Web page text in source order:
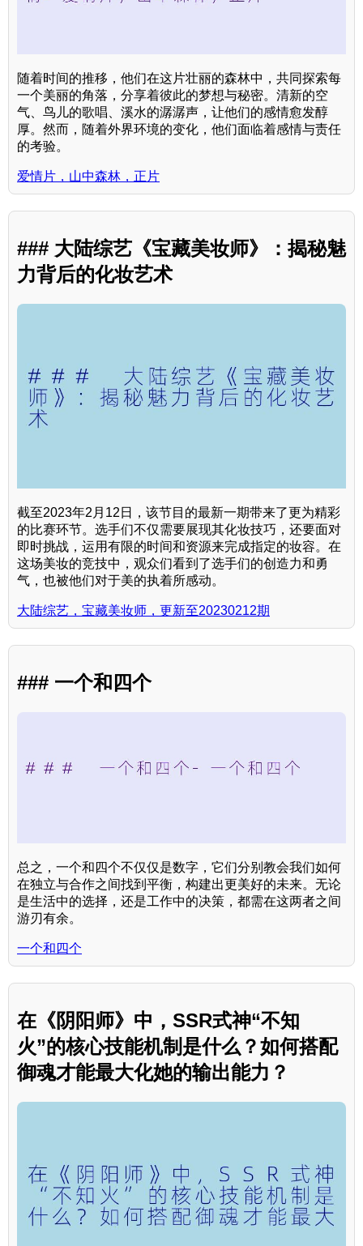
随着时间的推移，他们在这片壮丽的森林中，共同探索每
一个美丽的角落，分享着彼此的梦想与秘密。清新的空
气、鸟儿的歌唱、溪水的潺潺声，让他们的感情愈发醇
厚。然而，随着外界环境的变化，他们面临着感情与责任
的考验。
爱情片，山中森林，正片
### 大陆综艺《宝藏美妆师》：揭秘魅
力背后的化妆艺术
截至2023年2月12日，该节目的最新一期带来了更为精彩
的比赛环节。选手们不仅需要展现其化妆技巧，还要面对
即时挑战，运用有限的时间和资源来完成指定的妆容。在
这场美妆的竞技中，观众们看到了选手们的创造力和勇
气，也被他们对于美的执着所感动。
大陆综艺，宝藏美妆师，更新至20230212期
### 一个和四个
总之，一个和四个不仅仅是数字，它们分别教会我们如何
在独立与合作之间找到平衡，构建出更美好的未来。无论
是生活中的选择，还是工作中的决策，都需在这两者之间
游刃有余。
一个和四个
在《阴阳师》中，SSR式神“不知
火”的核心技能机制是什么？如何搭配
御魂才能最大化她的输出能力？